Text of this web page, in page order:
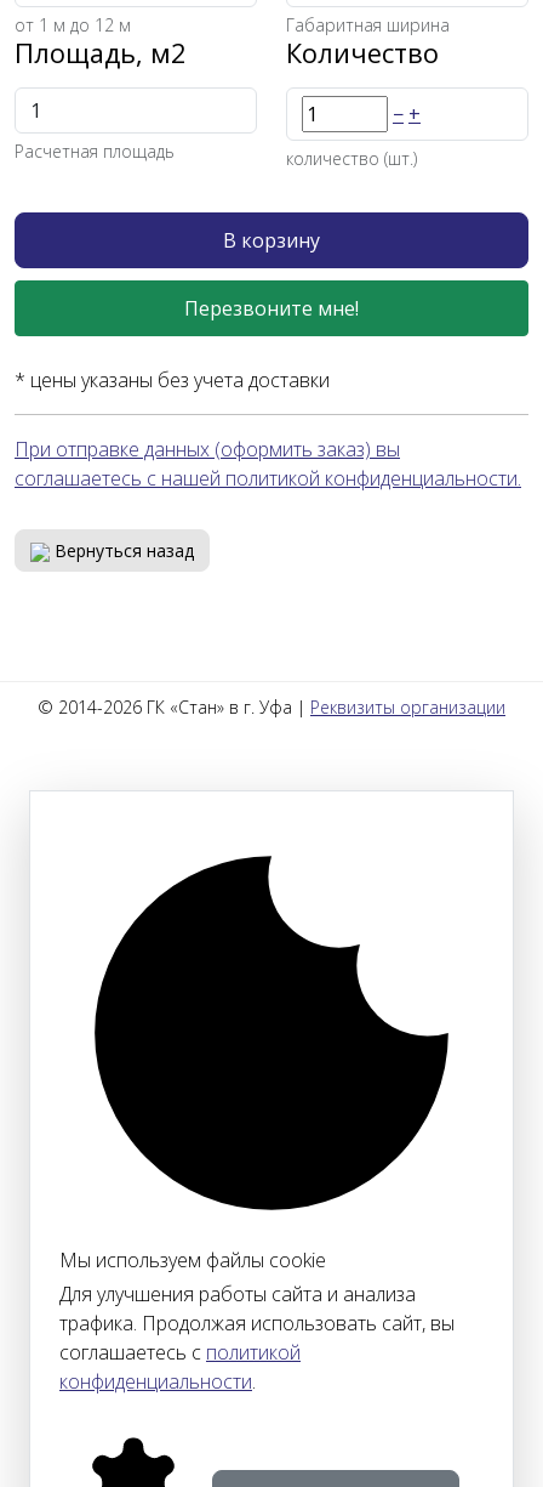
от 1 м до 12 м Габаритная ширина
Площадь, м2
Расчетная площадь
Количество
− +
количество (шт.)
В корзину
Перезвоните мне!
* цены указаны без учета доставки
При отправке данных (оформить заказ) вы
соглашаетесь с нашей политикой конфиденциальности.
Вернуться назад
© 2014-2026 ГК «Стан» в г. Уфа | Реквизиты организации
Мы используем файлы cookie
Для улучшения работы сайта и анализа
трафика. Продолжая использовать сайт, вы
соглашаетесь с политикой
конфиденциальности.